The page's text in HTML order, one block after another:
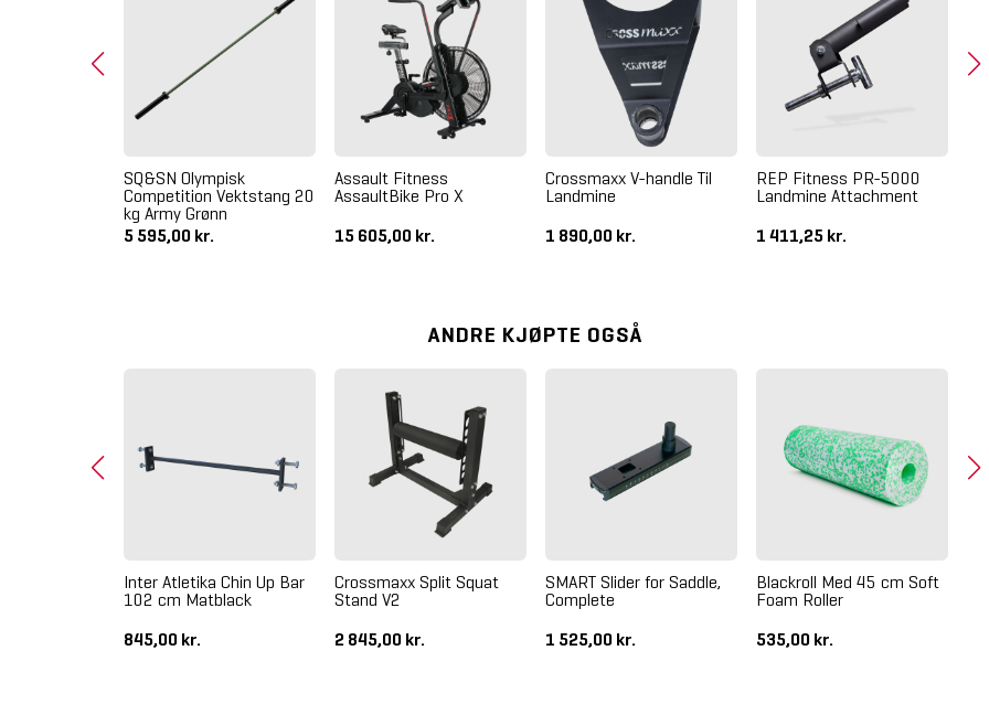
SQ&SN Olympisk
Competition Vektstang 20
kg Army Grønn
5 595,00 kr.
Assault Fitness
AssaultBike Pro X
15 605,00 kr.
Crossmaxx V-handle Til
Landmine
1 890,00 kr.
REP Fitness PR-5000
Landmine Attachment
1 411,25 kr.
ANDRE KJØPTE OGSÅ
Inter Atletika Chin Up Bar
102 cm Matblack
845,00 kr.
Crossmaxx Split Squat
Stand V2
2 845,00 kr.
SMART Slider for Saddle,
Complete
1 525,00 kr.
Blackroll Med 45 cm Soft
Foam Roller
535,00 kr.